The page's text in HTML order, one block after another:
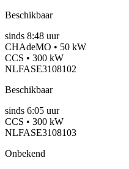
Beschikbaar
sinds 8:48 uur
CHAdeMO • 50 kW
CCS • 300 kW
NLFASE3108102
Beschikbaar
sinds 6:05 uur
CCS • 300 kW
NLFASE3108103
Onbekend